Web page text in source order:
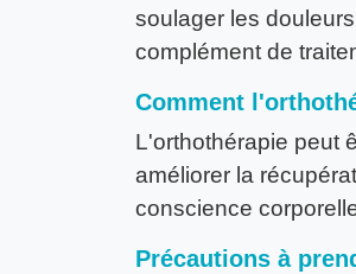
soulager les
complément de
Comment
L'orthothérapie peut
améliorer la
conscience
Précautions à